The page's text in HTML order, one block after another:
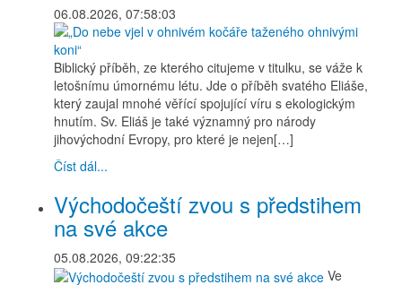
06.08.2026, 07:58:03
Biblický příběh, ze kterého citujeme v titulku, se váže k
letošnímu úmornému létu. Jde o příběh svatého Eliáše,
který zaujal mnohé věřící spojující víru s ekologickým
hnutím. Sv. Eliáš je také významný pro národy
jihovýchodní Evropy, pro které je nejen[…]
Číst dál...
Východočeští zvou s předstihem
na své akce
05.08.2026, 09:22:35
Ve